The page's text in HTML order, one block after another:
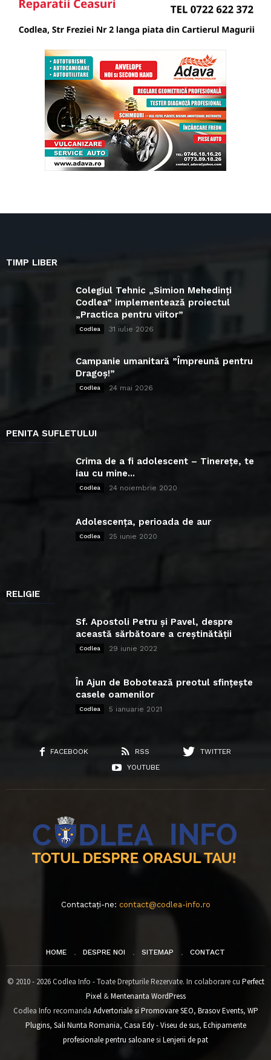
TIMP LIBER
Colegiul Tehnic „Simion Mehedinți
Codlea” implementează proiectul
„Practica pentru viitor”
Codlea 31 iulie 2026
Campanie umanitară ”Împreună pentru
Dragoș!”
Codlea 24 mai 2026
PENITA SUFLETULUI
Crima de a fi adolescent – Tinerețe, te
iau cu mine...
Codlea 24 noiembrie 2020
Adolescența, perioada de aur
Codlea 25 iunie 2020
RELIGIE
Sf. Apostoli Petru și Pavel, despre
această sărbătoare a creștinătății
Codlea 29 iunie 2022
În Ajun de Bobotează preotul sfințește
casele oamenilor
Codlea 5 ianuarie 2021
FACEBOOK RSS
TWITTER
YOUTUBE
Contactați-ne: contact@codlea-info.ro
HOME DESPRE NOI SITEMAP CONTACT
© 2010 - 2026 Codlea Info - Toate Drepturile Rezervate. In colaborare cu Perfect
Pixel&Mentenanta WordPress
Codlea Info recomanda Advertoriale si Promovare SEO, Brasov Events, WP
Plugins, Sali Nunta Romania, Casa Edy - Viseu de sus, Echipamente
profesionale pentru saloanesi Lenjerii de pat